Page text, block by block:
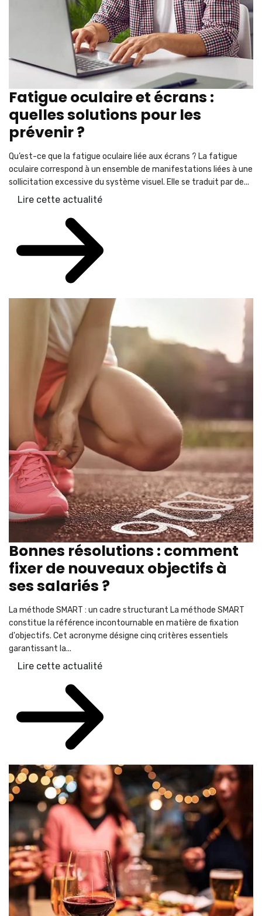
Fatigue oculaire et écrans :
quelles solutions pour les
prévenir ?
Qu’est-ce que la fatigue oculaire liée aux écrans ? La fatigue
oculaire correspond à un ensemble de manifestations liées à une
sollicitation excessive du système visuel. Elle se traduit par de...
Lire cette actualité
Bonnes résolutions : comment
fixer de nouveaux objectifs à
ses salariés ?
La méthode SMART : un cadre structurant La méthode SMART
constitue la référence incontournable en matière de fixation
d'objectifs. Cet acronyme désigne cinq critères essentiels
garantissant la...
Lire cette actualité